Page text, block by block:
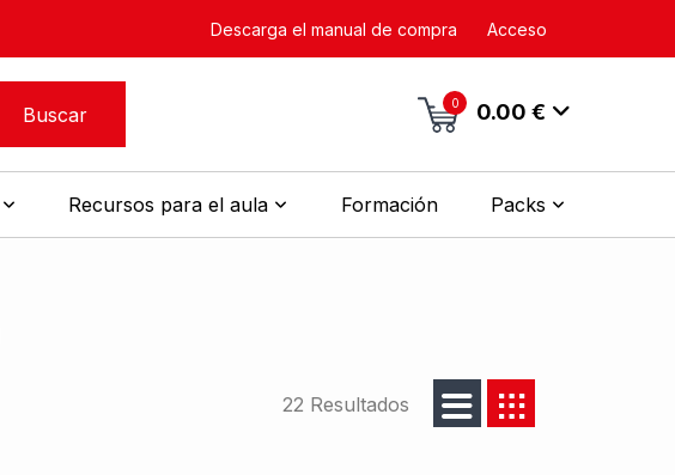
Descarga el manual de compra Acceso
Buscar 0 0.00 €
Recursos para el aula Formación Packs
22 Resultados